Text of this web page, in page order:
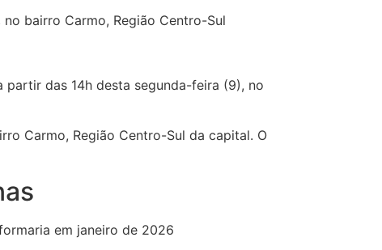
bairro Carmo, Região Centro-Sul
partir das 14h desta segunda-feira (9), no
Carmo, Região Centro-Sul da capital. O
em janeiro de 2026